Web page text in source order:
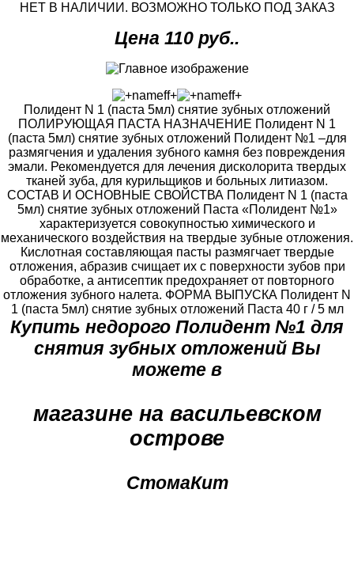
НЕТ В НАЛИЧИИ. ВОЗМОЖНО ТОЛЬКО ПОД ЗАКАЗ
Цена 110 руб..
Полидент N 1 (паста 5мл) снятие зубных отложений
ПОЛИРУЮЩАЯ ПАСТА НАЗНАЧЕНИЕ Полидент N 1
(паста 5мл) снятие зубных отложений Полидент №1 –для
размягчения и удаления зубного камня без повреждения
эмали. Рекомендуется для лечения дисколорита твердых
тканей зуба, для курильщиков и больных литиазом.
СОСТАВ И ОСНОВНЫЕ СВОЙСТВА Полидент N 1 (паста
5мл) снятие зубных отложений Паста «Полидент №1»
характеризуется совокупностью химического и
механического воздействия на твердые зубные отложения.
Кислотная составляющая пасты размягчает твердые
отложения, абразив счищает их с поверхности зубов при
обработке, а антисептик предохраняет от повторного
отложения зубного налета. ФОРМА ВЫПУСКА Полидент N
1 (паста 5мл) снятие зубных отложений Паста 40 г / 5 мл
Купить недорого Полидент №1 для
снятия зубных отложений Вы
можете в
магазине на васильевском
острове
СтомаКит